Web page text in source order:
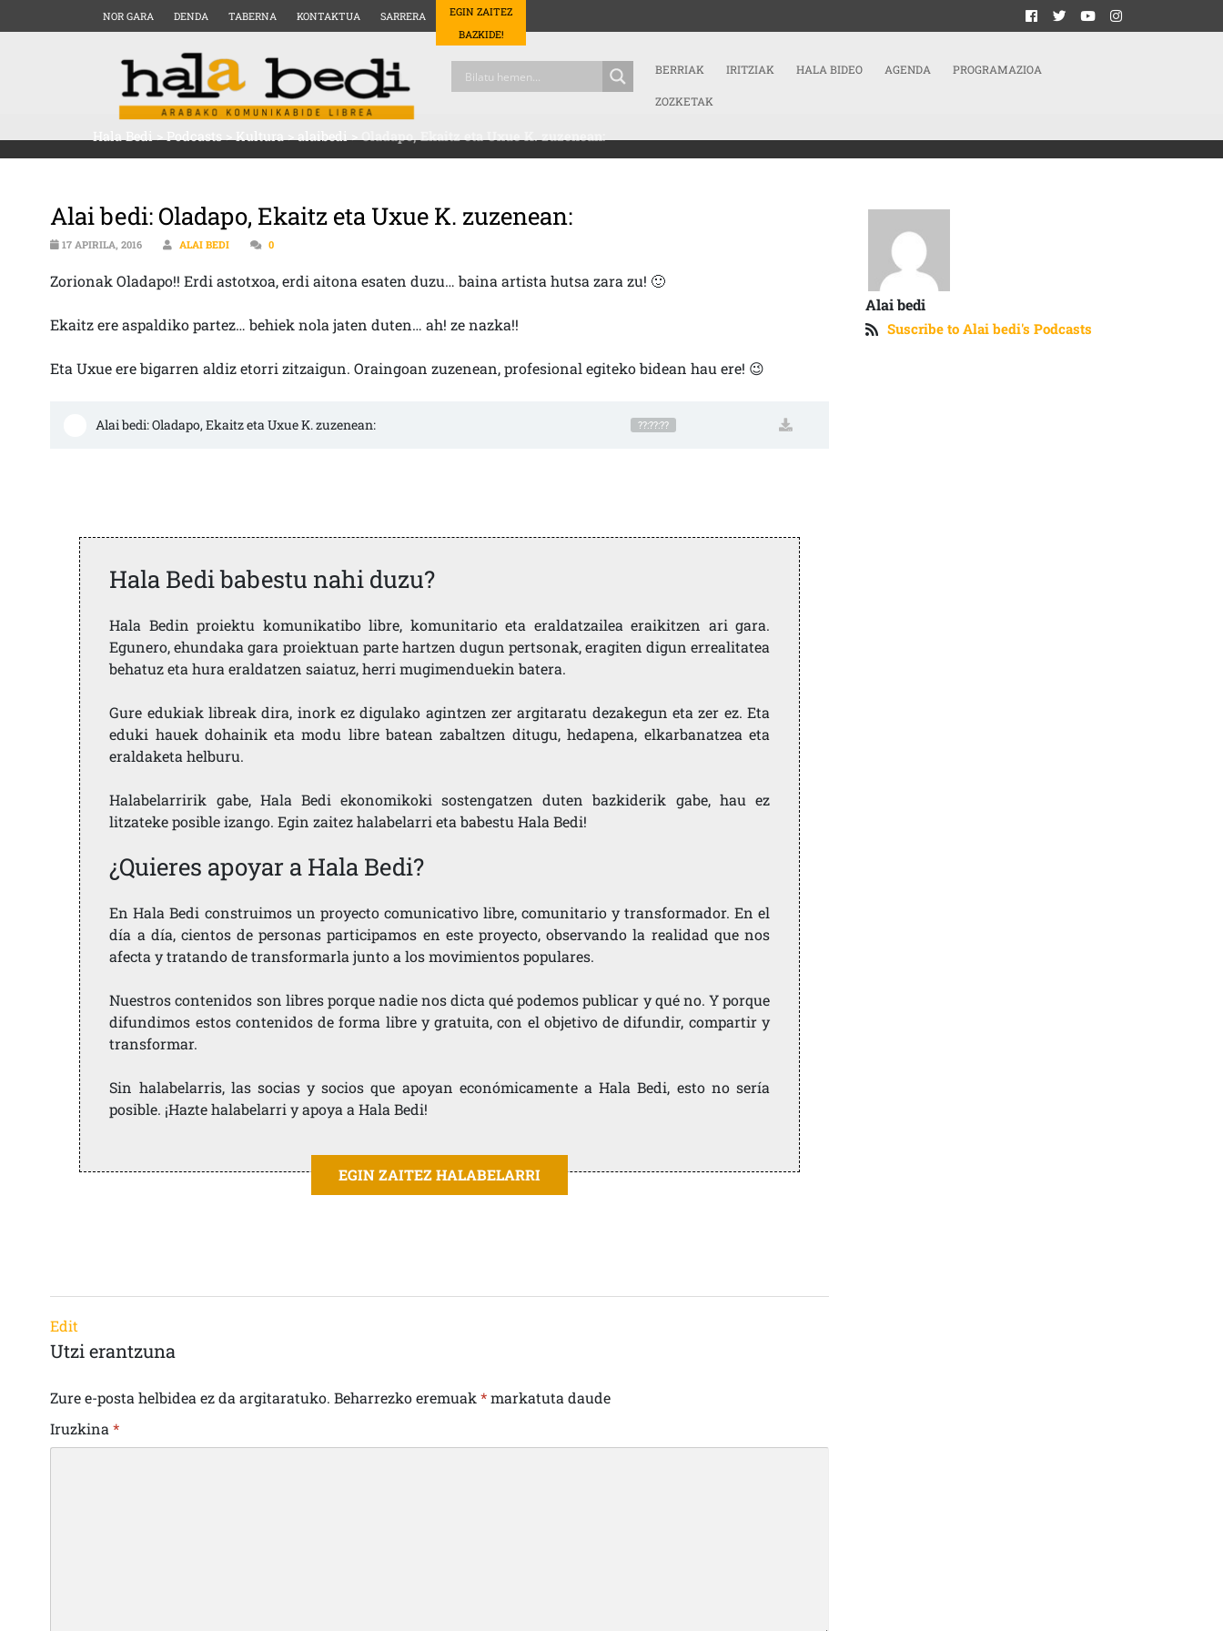
NOR GARA DENDA TABERNA KONTAKTUA SARRERA
EGIN ZAITEZ
BAZKIDE!
BERRIAK IRITZIAK HALA BIDEO AGENDA PROGRAMAZIOA
ZOZKETAK
Hala Bedi>Podcasts>Kultura>alaibedi>Oladapo, Ekaitz eta Uxue K. zuzenean:
Alai bedi: Oladapo, Ekaitz eta Uxue K. zuzenean:
17 APIRILA, 2016 ALAI BEDI 0
Zorionak Oladapo!! Erdi astotxoa, erdi aitona esaten duzu… baina artista hutsa zara zu! 🙂
Ekaitz ere aspaldiko partez… behiek nola jaten duten… ah! ze nazka!!
Eta Uxue ere bigarren aldiz etorri zitzaigun. Oraingoan zuzenean, profesional egiteko bidean hau ere! 😉
Alai bedi: Oladapo, Ekaitz eta Uxue K. zuzenean: ??:??:??
Hala Bedi babestu nahi duzu?
Hala Bedin proiektu komunikatibo libre, komunitario eta eraldatzailea eraikitzen ari gara.
Egunero, ehundaka gara proiektuan parte hartzen dugun pertsonak, eragiten digun errealitatea
behatuz eta hura eraldatzen saiatuz, herri mugimenduekin batera.
Gure edukiak libreak dira, inork ez digulako agintzen zer argitaratu dezakegun eta zer ez. Eta
eduki hauek dohainik eta modu libre batean zabaltzen ditugu, hedapena, elkarbanatzea eta
eraldaketa helburu.
Halabelarririk gabe, Hala Bedi ekonomikoki sostengatzen duten bazkiderik gabe, hau ez
litzateke posible izango. Egin zaitez halabelarri eta babestu Hala Bedi!
¿Quieres apoyar a Hala Bedi?
En Hala Bedi construimos un proyecto comunicativo libre, comunitario y transformador. En el
día a día, cientos de personas participamos en este proyecto, observando la realidad que nos
afecta y tratando de transformarla junto a los movimientos populares.
Nuestros contenidos son libres porque nadie nos dicta qué podemos publicar y qué no. Y porque
difundimos estos contenidos de forma libre y gratuita, con el objetivo de difundir, compartir y
transformar.
Sin halabelarris, las socias y socios que apoyan económicamente a Hala Bedi, esto no sería
posible. ¡Hazte halabelarri y apoya a Hala Bedi!
EGIN ZAITEZ HALABELARRI
Edit
Utzi erantzuna
Zure e-posta helbidea ez da argitaratuko. Beharrezko eremuak*markatuta daude
Iruzkina*
Alai bedi
Suscribe to Alai bedi's Podcasts